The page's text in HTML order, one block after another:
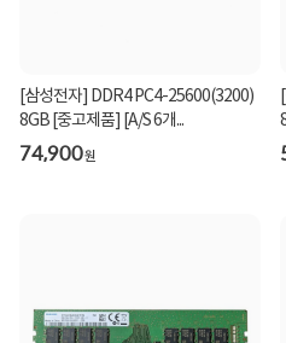
[삼성전자] DDR4 PC4-25600(3200)
8GB [중고제품] [A/S 6개...
74,900원